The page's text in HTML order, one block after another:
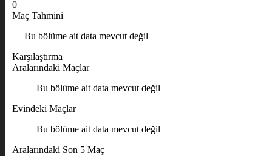
0
Maç Tahmini
Bu bölüme ait data mevcut değil
Karşılaştırma
Aralarındaki Maçlar
Bu bölüme ait data mevcut değil
Evindeki Maçlar
Bu bölüme ait data mevcut değil
Aralarındaki Son 5 Maç